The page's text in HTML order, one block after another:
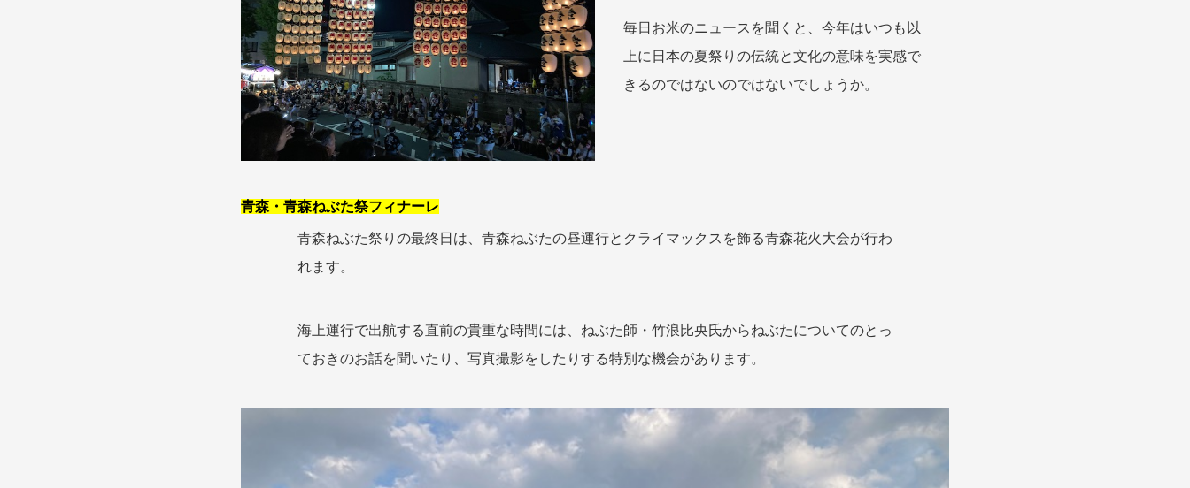
毎日お米のニュースを聞くと、今年はいつも以
上に日本の夏祭りの伝統と文化の意味を実感で
きるのではないのではないでしょうか。
青森・青森ねぶた祭フィナーレ
青森ねぶた祭りの最終日は、青森ねぶたの昼運行とクライマックスを飾る青森花火大会が行わ
れます。
海上運行で出航する直前の貴重な時間には、ねぶた師・竹浪比央氏からねぶたについてのとっ
ておきのお話を聞いたり、写真撮影をしたりする特別な機会があります。